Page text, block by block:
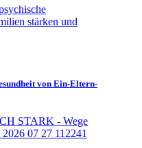
von Ein-Eltern-